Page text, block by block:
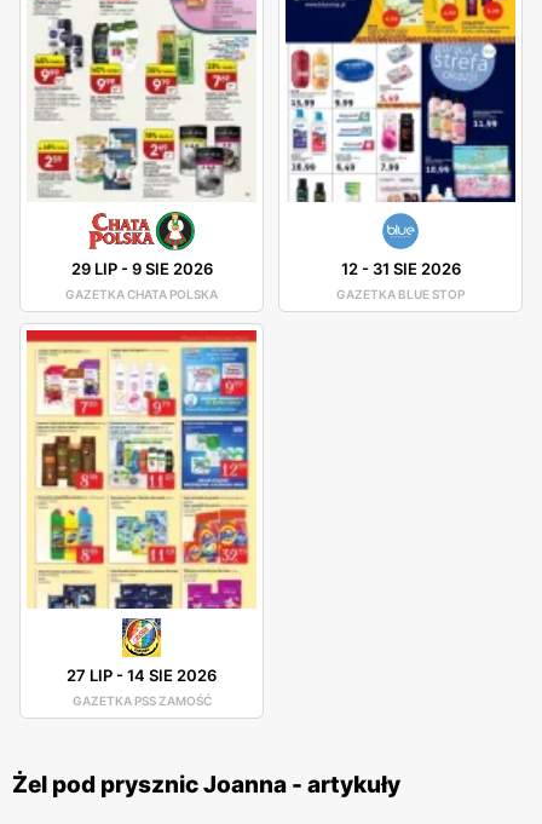
29 LIP-9 SIE 2026
GAZETKA CHATA POLSKA
12- 31 SIE 2026
GAZETKA BLUE STOP
27 LIP-14 SIE 2026
GAZETKA PSS ZAMOŚĆ
Żel pod prysznic Joanna - artykuły